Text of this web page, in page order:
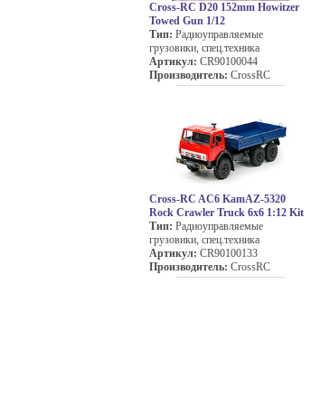
Cross-RC D20 152mm Howitzer
Towed Gun 1/12
Тип: Радиоуправляемые
грузовики, спец.техника
Артикул: CR90100044
Производитель: CrossRC
Cross-RC AC6 KamAZ-5320
Rock Crawler Truck 6x6 1:12 Kit
Тип: Радиоуправляемые
грузовики, спец.техника
Артикул: CR90100133
Производитель: CrossRC